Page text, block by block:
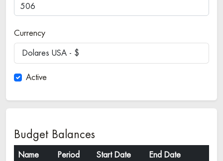
Currency
Dolares USA - $
Active
Budget Balances
Name Period Start Date End Date